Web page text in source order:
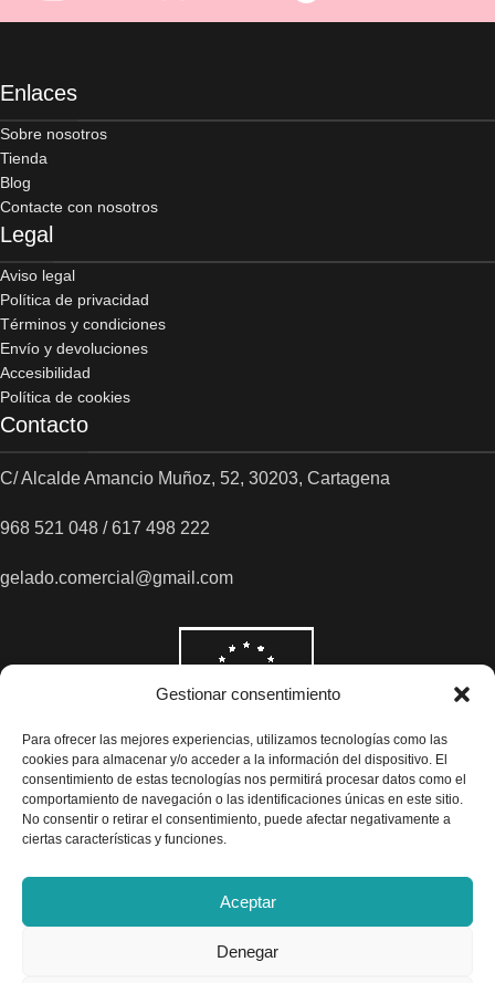
Gestionar consentimiento
Para ofrecer las mejores experiencias, utilizamos tecnologías como las
cookies para almacenar y/o acceder a la información del dispositivo. El
consentimiento de estas tecnologías nos permitirá procesar datos como el
comportamiento de navegación o las identificaciones únicas en este sitio.
No consentir o retirar el consentimiento, puede afectar negativamente a
ciertas características y funciones.
Aceptar
Denegar
Enlaces
Sobre nosotros
Tienda
Blog
Contacte con nosotros
Legal
Aviso legal
Política de privacidad
Términos y condiciones
Envío y devoluciones
Accesibilidad
Política de cookies
Contacto
C/ Alcalde Amancio Muñoz, 52, 30203, Cartagena
968 521 048 / 617 498 222
gelado.comercial@gmail.com